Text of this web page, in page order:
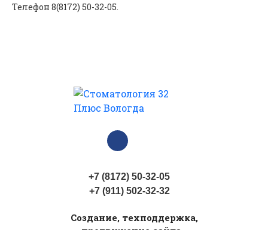
Телефон 8(8172) 50-32-05.
+7 (8172) 50-32-05
+7 (911) 502-32-32
Cоздание, техподдержка,